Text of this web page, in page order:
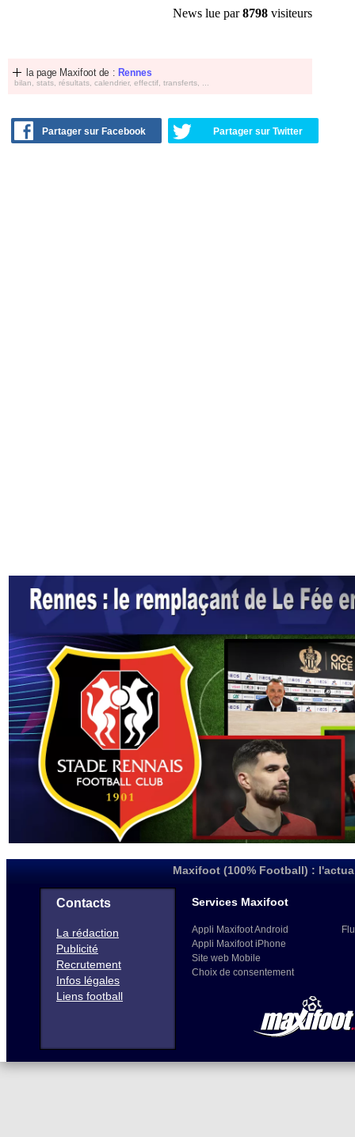
News lue par8798 visiteurs
la page Maxifoot de : Rennes
bilan, stats, résultats, calendrier, effectif, transferts, ...
Partager sur Facebook Partager sur Twitter
Maxifoot (100% Football) :
Contacts
La rédaction
Publicité
Recrutement
Infos légales
Liens football
Services Maxifoot
Appli Maxifoot Android
Appli Maxifoot iPhone
Site web Mobile
Choix de consentement